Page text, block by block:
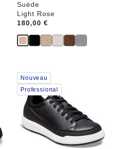
Suède
Light Rose
Price:
180,00 €
Cliquer
sur
les
échantillons
couleurs
modifiera
l’image
Nouveau
Professional